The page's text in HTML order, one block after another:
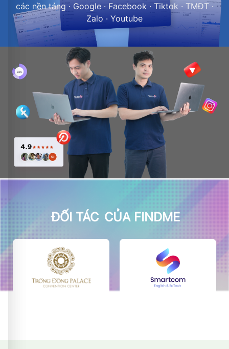
các nền tảng · Google · Facebook · Tiktok · TMĐT ·
Zalo · Youtube
ĐỐI TÁC CỦA FINDME